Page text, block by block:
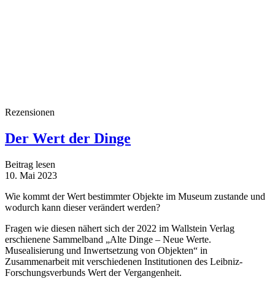
Rezensionen
Der Wert der Dinge
Beitrag lesen
10. Mai 2023
Wie kommt der Wert bestimmter Objekte im Museum zustande und
wodurch kann dieser verändert werden?
Fragen wie diesen nähert sich der 2022 im Wallstein Verlag
erschienene Sammelband „Alte Dinge – Neue Werte.
Musealisierung und Inwertsetzung von Objekten“ in
Zusammenarbeit mit verschiedenen Institutionen des Leibniz-
Forschungsverbunds Wert der Vergangenheit.